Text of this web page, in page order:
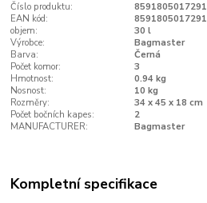
Číslo produktu:
8591805017291
EAN kód:
8591805017291
objem:
30 l
Výrobce:
Bagmaster
Barva:
Černá
Počet komor:
3
Hmotnost:
0.94 kg
Nosnost:
10 kg
Rozměry:
34 x 45 x 18 cm
Počet bočních kapes:
2
MANUFACTURER:
Bagmaster
Kompletní specifikace